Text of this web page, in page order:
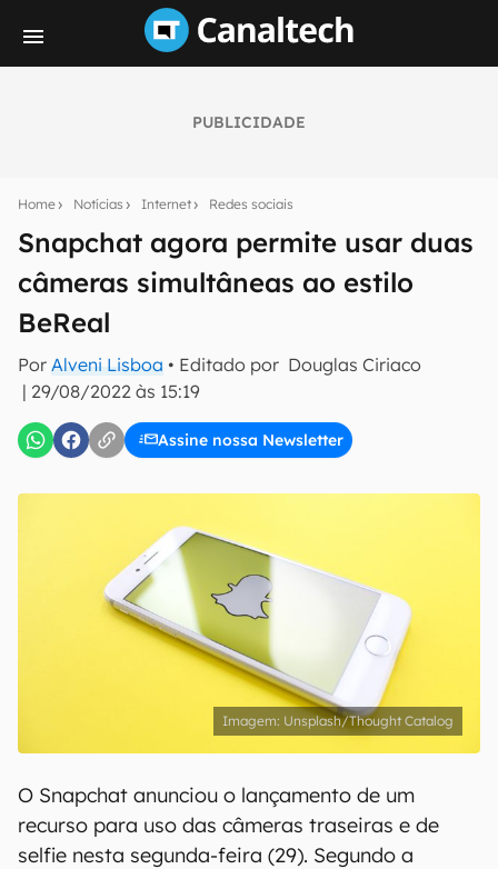
PUBLICIDADE
Home Notícias Internet Redes sociais
Snapchat agora permite usar duas
câmeras simultâneas ao estilo
BeReal
Por Alveni Lisboa • Editado por Douglas Ciriaco
| 29/08/2022 às 15:19
Assine nossa Newsletter
notícias e reviews sobre tecnologia em primeira
E-mail
inscreva-se
Confirmo que li, aceito e concordo com os Termos de
Uso e Política de Privacidade do Canaltech.
Unsplash/Thought Catalog
O Snapchat anunciou o lançamento de um
recurso para uso das câmeras traseiras e de
selfie nesta segunda-feira (29). Segundo a